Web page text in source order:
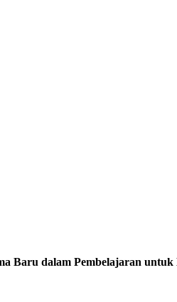
Baru dalam Pembelajaran